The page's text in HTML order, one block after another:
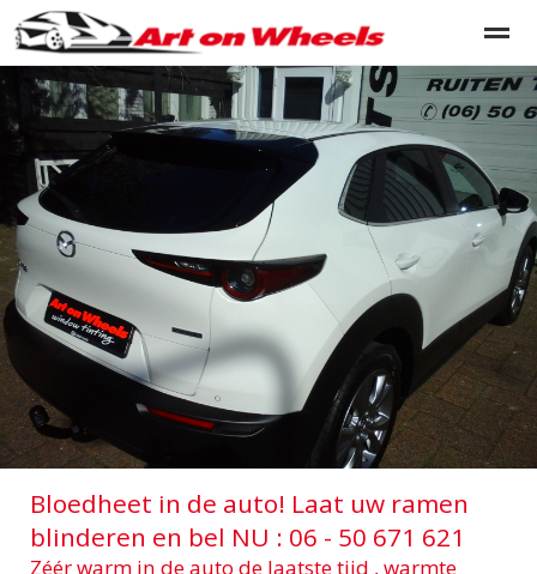
HOME - Tintshop autoruiten tinten en blinderen Portfolio
Pagina's Bellen
Bloedheet in de auto! Laat uw ramen
blinderen en bel NU : 06 - 50 671 621
Zéér warm in de auto de laatste tijd , warmte